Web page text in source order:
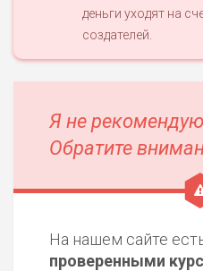
деньги уходят на
создателей.
Я не
Обратите
На нашем сайте
проверенными